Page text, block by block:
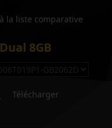
la liste comparative
8GB
Télécharger